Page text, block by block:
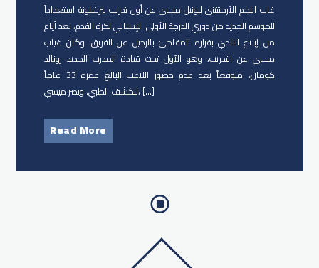
غاب النجم الأرجنتيني ليونيل ميسي عن أول تدريب لبرشلونة استعداداً
للموسم الجديد من دوري الدرجة الأولى الإسباني لكرة القدم، بعد أيام
من إبلاغ النادي بقراره المفاجئ بالرحيل عن الفريق. وكان غياب
ميسي عن التدريب، وهو الأول تحت قيادة المدرب الجديد رونالد
كومان، متوقعاً بعد عدم حضور اللاعب البالغ عمره 33 عاماً
للكشف الطبي. ويصر ميسي، […]
Read More